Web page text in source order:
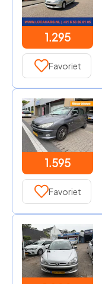
1.295
Favoriet
1.595
Favoriet